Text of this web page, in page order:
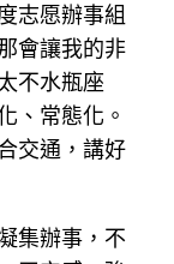
志愿辦事組
會讓我的非
不水瓶座
、常態化。
交通，講好
集辦事，不